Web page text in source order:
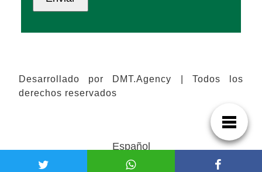
Desarrollado por DMT.Agency | Todos los
derechos reservados
Español